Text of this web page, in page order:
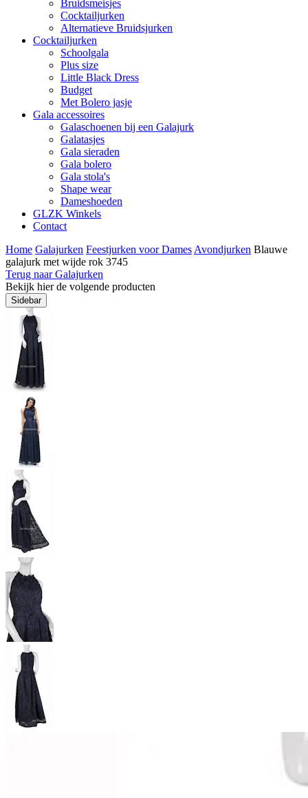
Bruidsmeisjes
Cocktailjurken
Alternatieve Bruidsjurken
Cocktailjurken
Schoolgala
Plus size
Little Black Dress
Budget
Met Bolero jasje
Gala accessoires
Galaschoenen bij een Galajurk
Galatasjes
Gala sieraden
Gala bolero
Gala stola's
Shape wear
Dameshoeden
GLZK Winkels
Contact
Home Galajurken Feestjurken voor Dames Avondjurken Blauwe
galajurk met wijde rok 3745
Terug naar Galajurken
Bekijk hier de volgende producten
Sidebar